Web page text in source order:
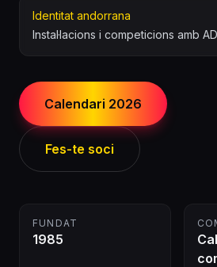
Identitat andorrana
Instal·lacions i competicions amb
Calendari 2026
Fes-te soci
FUNDAT
1985